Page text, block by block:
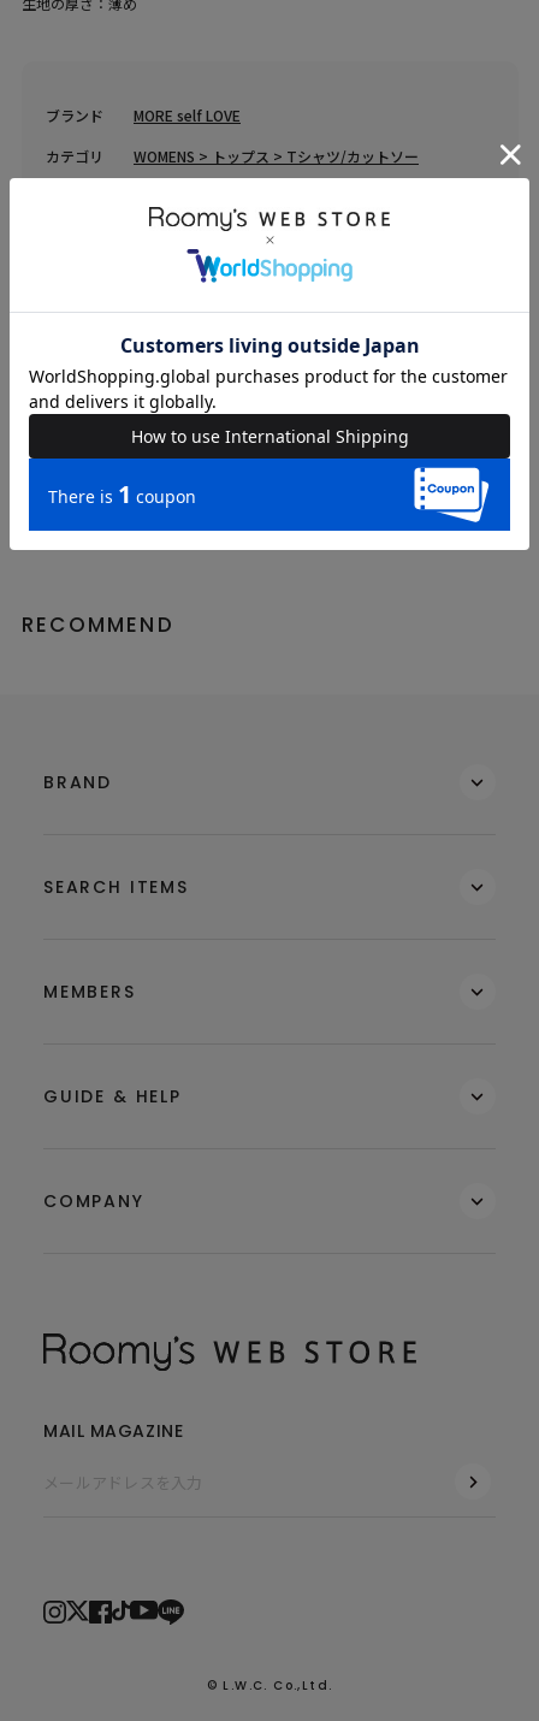
ブランド
MORE self LOVE
カテゴリ
WOMENS > トップス > Tシャツ/カットソー
ル65%,綿30%,ポリウレタン5%
返品特約
品名
【MY MELODY】GRAPHICAL TEE
RECOMMEND
BRAND
SEARCH ITEMS
MEMBERS
GUIDE & HELP
COMPANY
MAIL MAGAZINE
© L.W.C. Co.,Ltd.